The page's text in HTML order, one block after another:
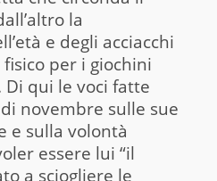
la
e degli acciacchi
per i giochini
qui le voci fatte
novembre sulle sue
e sulla volontà
essere lui “il
a sciogliere le